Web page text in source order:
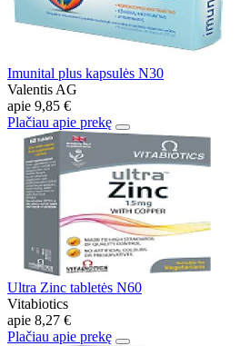
Imunital plus kapsulės N30
Valentis AG
apie 9,85 €
Plačiau apie prekę
Ultra Zinc tabletės N60
Vitabiotics
apie 8,27 €
Plačiau apie prekę